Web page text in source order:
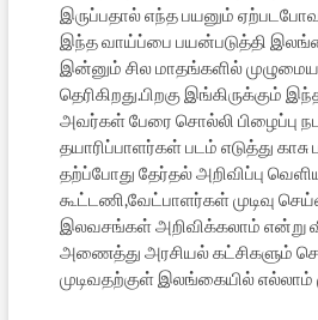
இருப்பதால் எந்த பயனும்
இந்த வாய்ப்பை பயன்படுத்தி
இன்னும் சில மாதங்களில்
தெரிகிறது.பிறகு இங்கிருக்கும்
அவர்கள் பேரை சொல்லி பிழைப்பு
தயாரிப்பாளர்கள் படம் எடுத்து
தற்ப்போது தேர்தல் அறிவிப்பு
கூட்டணி,வேட்பாளர்கள் முடிவு
இலவசங்கள் அறிவிக்கலாம் என்று
அணைத்து அரசியல் கட்சிகளும்
முடிவதற்குள் இலங்கையில் எல்லாம்